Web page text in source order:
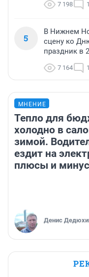
7 198
5
В Нижнем
сцену ко
праздник в
7 164
МНЕНИЕ
Тепло для
холодно в
зимой.
ездит на
плюсы и
Денис